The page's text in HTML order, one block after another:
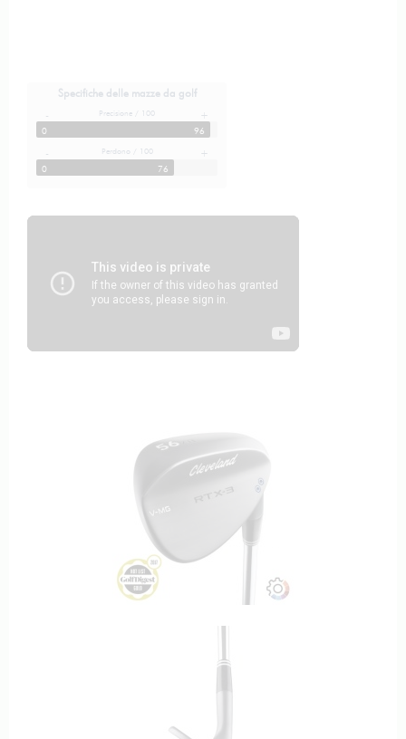
Specifiche delle mazze da golf
- Precisione / 100 +
0 96
- Perdono / 100 +
0 76